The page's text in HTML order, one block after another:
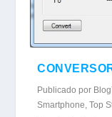
Publicado por
Smartphone,Top